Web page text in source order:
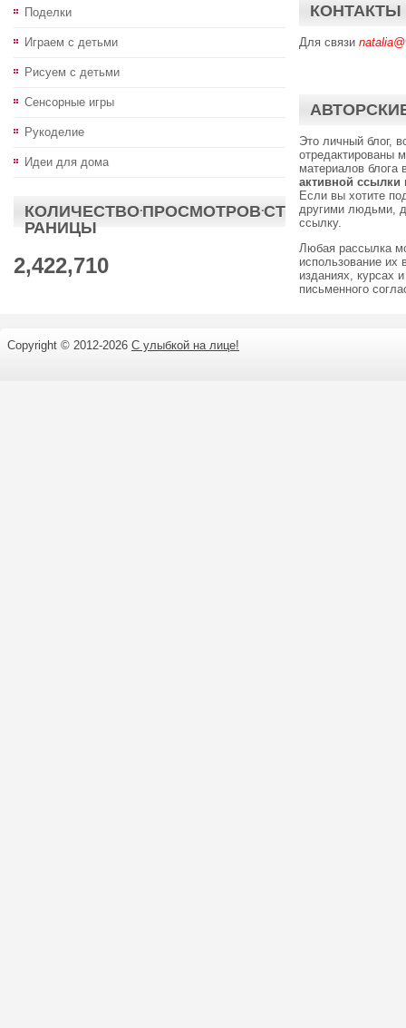
Поделки
Играем с детьми
Рисуем с детьми
Сенсорные игры
Рукоделие
Идеи для дома
КОЛИЧЕСТВО·ПРОСМОТРОВ·СТ
РАНИЦЫ
2,422,710
КОНТАКТЫ
Для связи
Это личный блог,
отредактированы
материалов блога
активной ссылки
Если вы хотите
другими людьми,
ссылку.
Любая рассылка
использование их
изданиях, курсах
письменного
Copyright © 2012-2026 С улыбкой на лице!